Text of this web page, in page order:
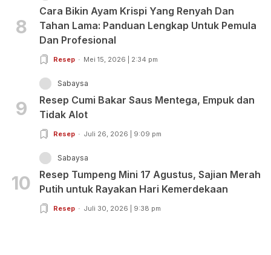
8
Cara Bikin Ayam Krispi Yang Renyah Dan
Tahan Lama: Panduan Lengkap Untuk Pemula
Dan Profesional
Resep Mei 15, 2026 | 2:34 pm
9
Sabaysa
Resep Cumi Bakar Saus Mentega, Empuk dan
Tidak Alot
Resep Juli 26, 2026 | 9:09 pm
10
Sabaysa
Resep Tumpeng Mini 17 Agustus, Sajian Merah
Putih untuk Rayakan Hari Kemerdekaan
Resep Juli 30, 2026 | 9:38 pm